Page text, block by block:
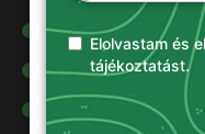
kenőanyagok
Damilok
Munkavédelmi
ruházat
Elolvastam és
tájékoztatást.